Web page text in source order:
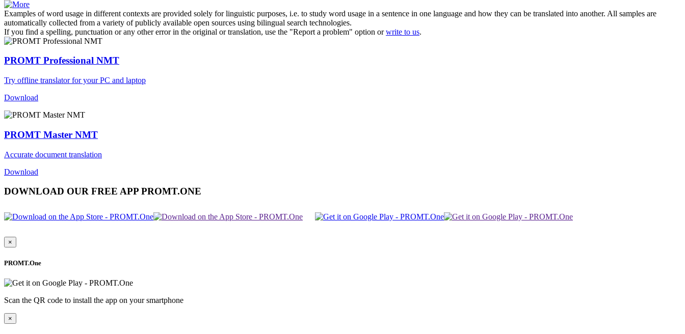
Examples of word usage in different contexts are provided solely for linguistic purposes, i.e. to study word usage in a sentence in one language and how they can be translated into another. All samples are
automatically collected from a variety of publicly available open sources using bilingual search technologies.
If you find a spelling, punctuation or any other error in the original or translation, use the "Report a problem" option orwrite to us.
PROMT Professional NMT
Try offline translator for your PC and laptop
Download
PROMT Master NMT
Accurate document translation
Download
DOWNLOAD OUR FREE APP PROMT.ONE
×
PROMT.One
Scan the QR code to install the app on your smartphone
×